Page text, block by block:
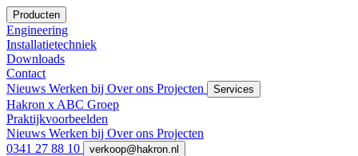
Producten
Engineering
Installatietechniek
Downloads
Contact
Nieuws Werken bij Over ons Projecten Services
Hakron x ABC Groep
Praktijkvoorbeelden
Nieuws Werken bij Over ons Projecten
0341 27 88 10
verkoop@hakron.nl